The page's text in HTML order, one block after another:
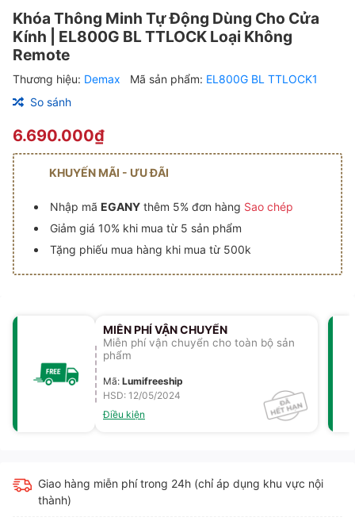
Khóa Thông Minh Tự Động Dùng Cho Cửa
Kính | EL800G BL TTLOCK Loại Không
Remote
Thương hiệu: Demax Mã sản phẩm: EL800G BL TTLOCK1
So sánh
6.690.000₫
KHUYẾN MÃI - ƯU ĐÃI
Nhập mã EGANYthêm 5% đơn hàng Sao chép
Giảm giá 10% khi mua từ 5 sản phẩm
Tặng phiếu mua hàng khi mua từ 500k
MIỄN PHÍ VẬN CHUYỂN
Miễn phí vận chuyển cho toàn bộ sản
phẩm
Mã: Lumifreeship
HSD: 12/05/2024
Điều kiện
Giao hàng miễn phí trong 24h (chỉ áp dụng khu vực nội
thành)